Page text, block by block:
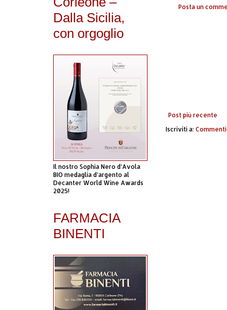
Posta un
Post più recente
Iscriviti a:
Dalla Sicilia,
con orgoglio
Il nostro Sophia Nero d’Avola
BIO medaglia d’argento al
Decanter World Wine Awards
2025!
FARMACIA
BINENTI